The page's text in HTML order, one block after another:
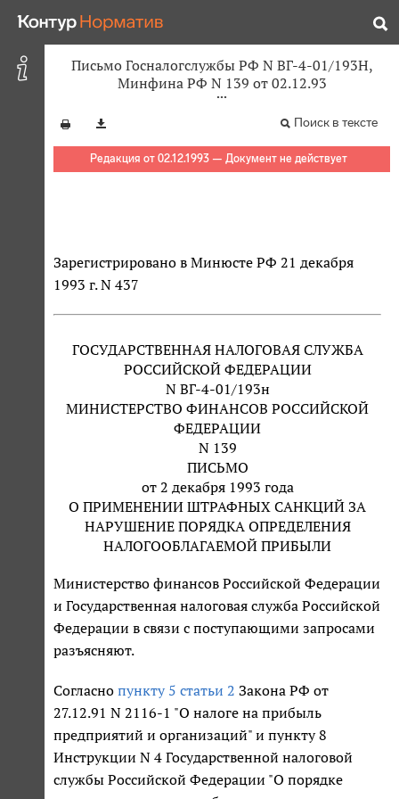
Письмо Госналогслужбы РФ N ВГ-4-01/193Н,
Минфина РФ N 139 от 02.12.93
Поиск в тексте
Редакция от 02.12.1993 — Документ не действует
Зарегистрировано в Минюсте РФ 21 декабря
1993 г. N 437
ГОСУДАРСТВЕННАЯ НАЛОГОВАЯ СЛУЖБА
РОССИЙСКОЙ ФЕДЕРАЦИИ
N ВГ-4-01/193н
МИНИСТЕРСТВО ФИНАНСОВ РОССИЙСКОЙ
ФЕДЕРАЦИИ
N 139
ПИСЬМО
от 2 декабря 1993 года
О ПРИМЕНЕНИИ ШТРАФНЫХ САНКЦИЙ ЗА
НАРУШЕНИЕ ПОРЯДКА ОПРЕДЕЛЕНИЯ
НАЛОГООБЛАГАЕМОЙ ПРИБЫЛИ
Министерство финансов Российской Федерации
и Государственная налоговая служба Российской
Федерации в связи с поступающими запросами
разъясняют.
Согласно пункту 5 статьи 2 Закона РФ от
27.12.91 N 2116-1 "О налоге на прибыль
предприятий и организаций" и пункту 8
Инструкции N 4 Государственной налоговой
службы Российской Федерации "О порядке